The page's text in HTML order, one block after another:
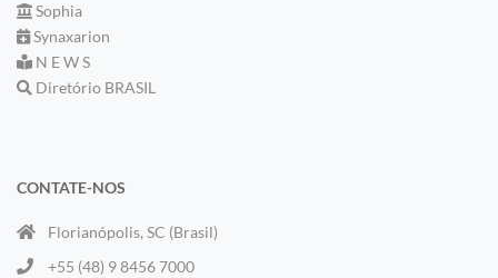
Sophia
Synaxarion
N E W S
Diretório BRASIL
CONTATE-NOS
Florianópolis, SC (Brasil)
+55 (48) 9 8456 7000